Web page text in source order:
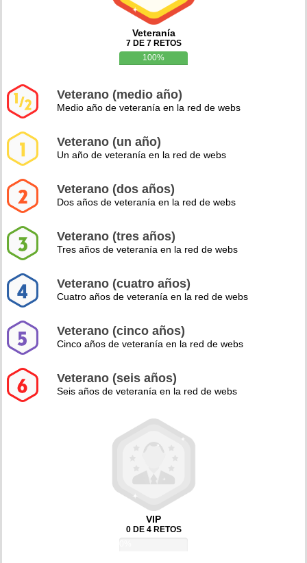
Veteranía
7 DE 7 RETOS
100%
Veterano (medio año)
Medio año de veteranía en la red de webs
Veterano (un año)
Un año de veteranía en la red de webs
Veterano (dos años)
Dos años de veteranía en la red de webs
Veterano (tres años)
Tres años de veteranía en la red de webs
Veterano (cuatro años)
Cuatro años de veteranía en la red de webs
Veterano (cinco años)
Cinco años de veteranía en la red de webs
Veterano (seis años)
Seis años de veteranía en la red de webs
VIP
0 DE 4 RETOS